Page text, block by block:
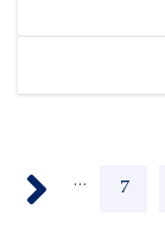
Page
7
…